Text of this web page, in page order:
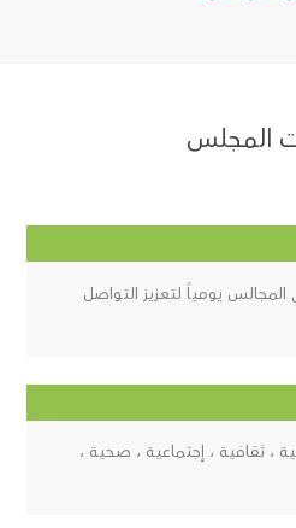
المجلس
يومياً لتعزيز التواصل
، ثقافية ، إجتماعية ، صحية ،